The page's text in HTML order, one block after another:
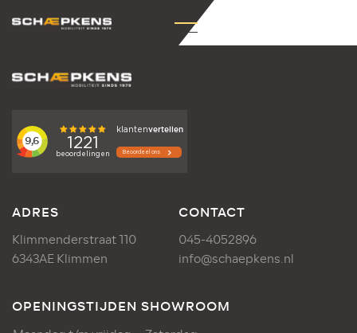
ADRES
Klimmenderstraat 110
6343AE Klimmen
CONTACT
045-4052896
info@schaepkens.nl
OPENINGSTIJDEN SHOWROOM